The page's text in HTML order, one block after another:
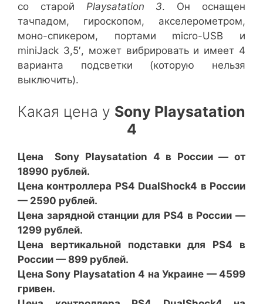
со старой Playsatation 3. Он оснащен
тачпадом, гироскопом, акселерометром,
моно-спикером, портами micro-USB и
miniJack 3,5′, может вибрировать и имеет 4
варианта подсветки (которую нельзя
выключить).
Какая цена у Sony Playsatation
4
Цена Sony Playsatation 4 в России — от
18990 рублей.
Цена контроллера PS4 DualShock4 в России
— 2590 рублей.
Цена зарядной станции для PS4 в России —
1299 рублей.
Цена вертикальной подставки для PS4 в
России — 899 рублей.
Цена Sony Playsatation 4 на Украине — 4599
гривен.